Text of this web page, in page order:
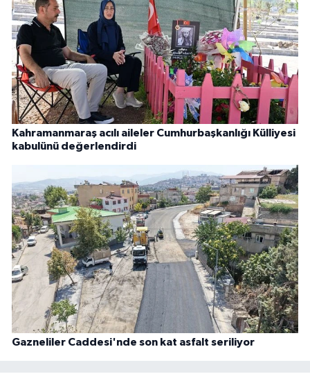
Kahramanmaraş acılı aileler Cumhurbaşkanlığı Külliyesi
kabulünü değerlendirdi
Gazneliler Caddesi'nde son kat asfalt seriliyor